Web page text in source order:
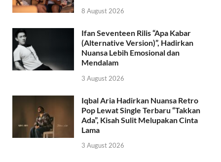
8 August 2026
Ifan Seventeen Rilis “Apa Kabar
(Alternative Version)”, Hadirkan
Nuansa Lebih Emosional dan
Mendalam
3 August 2026
Iqbal Aria Hadirkan Nuansa Retro
Pop Lewat Single Terbaru “Takkan
Ada”, Kisah Sulit Melupakan Cinta
Lama
3 August 2026